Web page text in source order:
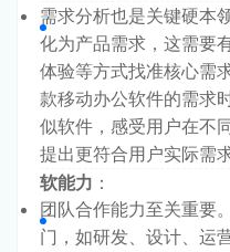
需求分析也是关键硬本
化为产品需求，这需要
体验等方式找准核心需
款移动办公软件的需求
似软件，感受用户在不
提出更符合用户实际需
软能力 ：
团队合作能力至关重要
门，如研发、设计、运